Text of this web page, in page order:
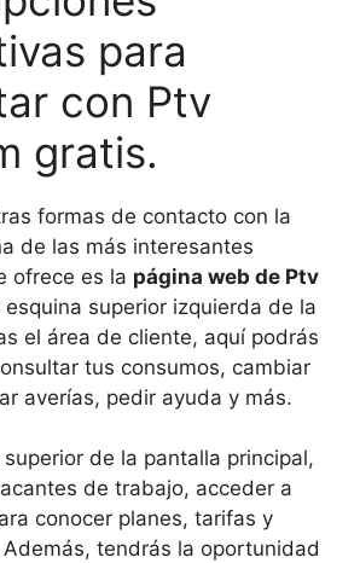
para
con Ptv
gratis.
formas de contacto con la
de las más interesantes
ofrece es la página web de Ptv
esquina superior izquierda de la
el área de cliente, aquí podrás
tus consumos, cambiar
averías, pedir ayuda y más.
de la pantalla principal,
de trabajo, acceder a
conocer planes, tarifas y
tendrás la oportunidad